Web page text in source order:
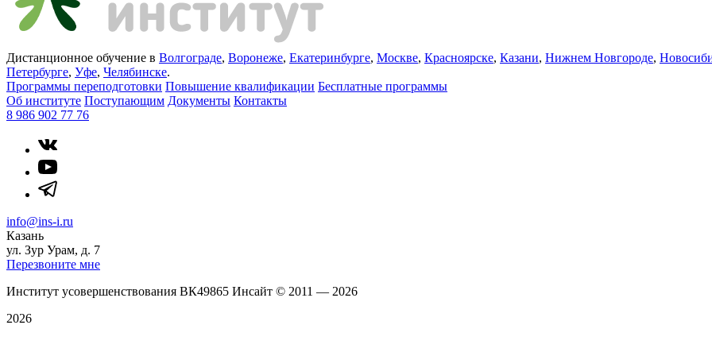
Дистанционное обучение в Волгограде, Воронеже, Екатеринбурге, Москве, Красноярске, Казани, Нижнем Новгороде,
Петербурге, Уфе, Челябинске.
Программы переподготовки Повышение квалификации Бесплатные программы
Об институте Поступающим Документы Контакты
8 986 902 77 76
info@ins-i.ru
Казань
ул. Зур Урам, д. 7
Перезвоните мне
Институт усовершенствования ВК49865 Инсайт © 2011 — 2026
2026